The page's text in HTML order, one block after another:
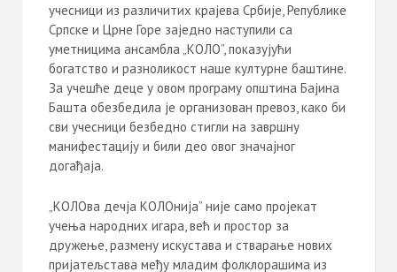
учесници из различитих крајева Србије, Републике
Српске и Црне Горе заједно наступили са
уметницима ансамбла „КОЛО”, показујући
богатство и разноликост наше културне баштине.
За учешће деце у овом програму општина Бајина
Башта обезбедила је организован превоз, како би
сви учесници безбедно стигли на завршну
манифестацију и били део овог значајног
догађаја.
„КОЛОва дечја КОЛОнија” није само пројекат
учења народних игара, већ и простор за
дружење, размену искустава и стварање нових
пријатељстава међу младим фолклорашима из